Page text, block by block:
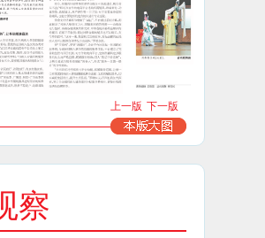
上一版 下一版
察